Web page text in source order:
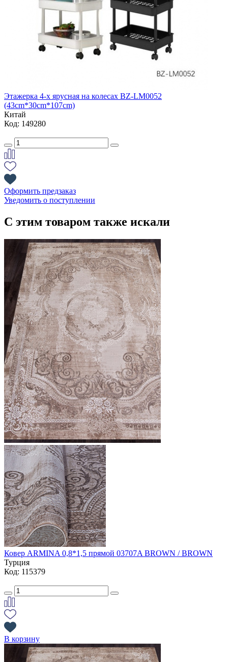
Этажерка 4-х ярусная на колесах BZ-LM0052
(43cm*30cm*107cm)
Китай
Код: 149280
Оформить предзаказ
Уведомить о поступлении
С этим товаром также искали
Ковер ARMINA 0,8*1,5 прямой 03707A BROWN / BROWN
Турция
Код: 115379
В корзину